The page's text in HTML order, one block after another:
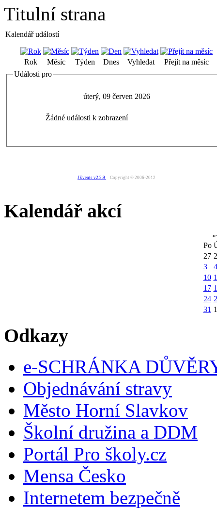
Titulní strana
Kalendář událostí
Rok Měsíc Týden Dnes Vyhledat
Přejít na měsíc
Události pro
úterý, 09 červen 2026
Žádné události k zobrazení
JEvents v2.2.9 Copyright © 2006-2012
Kalendář akcí
«
Po
27
3
4
10
17
24
31 1
Odkazy
e-SCHRÁNKA
Objednávání stravy
Město Horní Slavkov
Školní družina a DDM
Portál Pro školy.cz
Mensa Česko
Internetem bezpečně